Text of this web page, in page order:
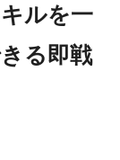
ルを一
る即戦